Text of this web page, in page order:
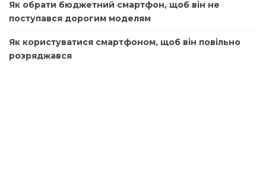
Як обрати бюджетний смартфон, щоб він не
поступався дорогим моделям
Як користуватися смартфоном, щоб він повільно
розряджався